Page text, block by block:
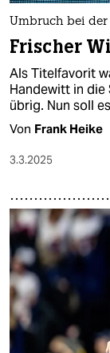
Umbruch bei
Frischer
Als Titelfavorit
Handewitt in die
übrig. Nun soll
Von Frank Heike
3.3.2025